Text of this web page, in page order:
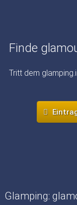
Finde
Tritt dem
Glamping: